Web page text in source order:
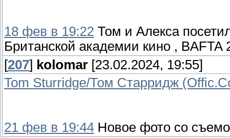
18 фев в 19:22 Том и Алекса
Британской академии кино , BAFTA
[207] kolomar [23.02.2024, 19:55]
Tom Sturridge/Том Старридж
21 фев в 19:44 Новое фото со